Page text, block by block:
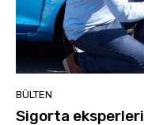
BÜLTEN
Sigorta